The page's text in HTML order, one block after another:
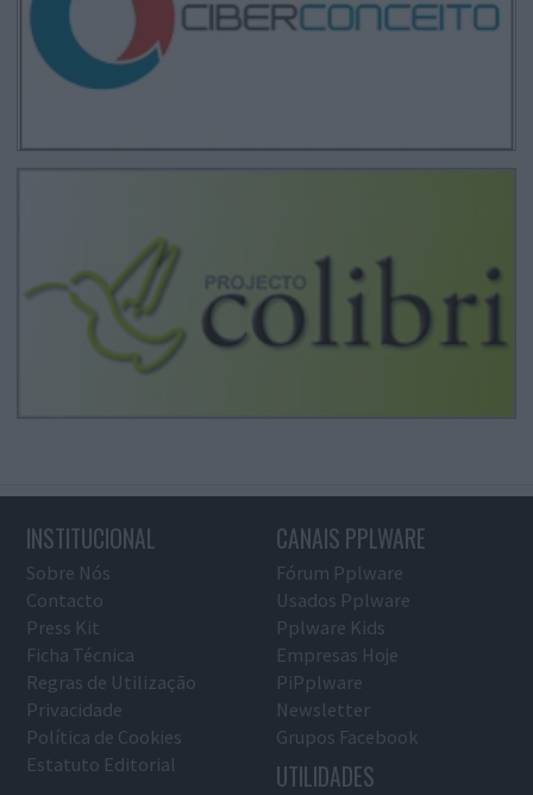
INSTITUCIONAL
Sobre Nós
Contacto
Press Kit
Ficha Técnica
Regras de Utilização
Privacidade
Política de Cookies
Estatuto Editorial
CANAIS PPLWARE
Fórum Pplware
Usados Pplware
Pplware Kids
Empresas Hoje
PiPplware
Newsletter
Grupos Facebook
UTILIDADES